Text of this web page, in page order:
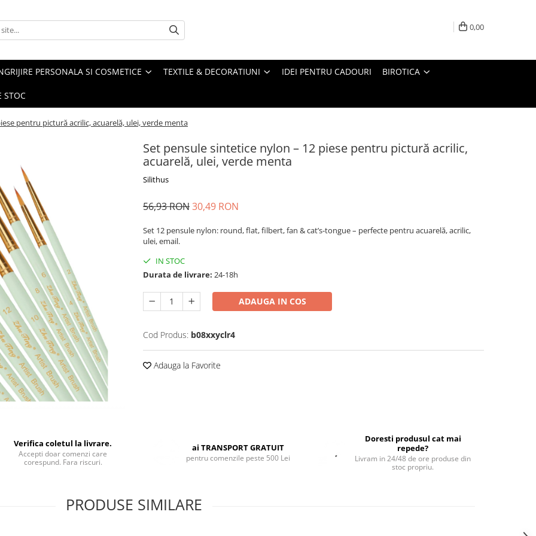
0,00
PERSONALA SI COSMETICE TEXTILE & DECORATIUNI IDEI PENTRU CADOURI BIROTICA
STOC
pentru pictură acrilic, acuarelă, ulei, verde menta
Set pensule sintetice nylon – 12 piese pentru pictură acrilic,
acuarelă, ulei, verde menta
Silithus
56,93 RON30,49 RON
Set 12 pensule nylon: round, flat, filbert, fan & cat’s‑tongue – perfecte pentru acuarelă, acrilic,
ulei, email.
IN STOC
Durata de livrare: 24-18h
ADAUGA IN COS
Cod Produs: b08xxyclr4
Adauga la Favorite
Verifica coletul la livrare.
Accepti doar comenzi care
corespund. Fara riscuri.
ai TRANSPORT GRATUIT
pentru comenzile peste 500 Lei
Doresti produsul cat mai
repede?
Livram in 24/48 de ore produse din
stoc propriu.
PRODUSE SIMILARE